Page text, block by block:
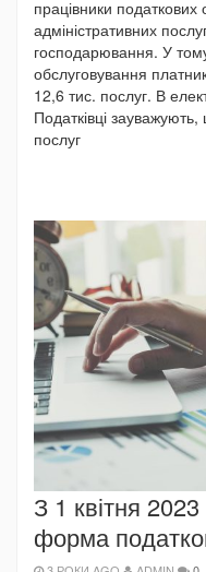
працівники
адміністративних
господарювання. У
обслуговування
12,6 тис. послуг. В
Податківці
послуг
З 1 квітня
форма